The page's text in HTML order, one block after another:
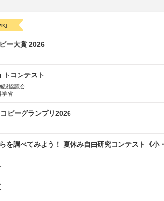
ー大賞 2026
トコンテスト
設協議会
学省
ピーグランプリ2026
を調べてみよう！ 夏休み自由研究コンテスト《小・